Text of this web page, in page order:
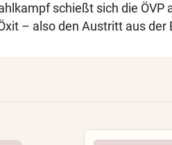
schießt sich die ÖVP
– also den Austritt aus der